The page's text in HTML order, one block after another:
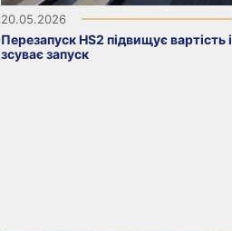
20.05.2026
Перезапуск HS2 підвищує вартість і
зсуває запуск